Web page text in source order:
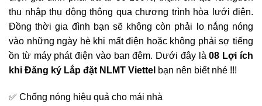
thu nhập thụ động thông qua chương trình hòa lưới điện.
Đồng thời gia đình bạn sẽ không còn phải lo nắng nóng
vào những ngày hè khi mất điện hoặc không phải sợ tiếng
ồn từ máy phát điện vào ban đêm. Dưới đây là08 Lợi ích
khi Đăng ký Lắp đặt NLMT Viettel bạn nên biết nhé !!!
✅ Chống nóng hiệu quả cho mái nhà